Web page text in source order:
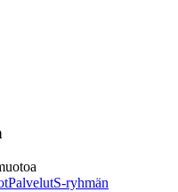
PalvelutS-ryhmän